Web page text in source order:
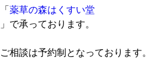
「 薬草の森はくすい堂
」で承っております。
ご相談は予約制となっております。